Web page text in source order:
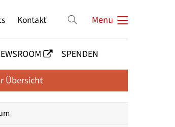
Menu
SPENDEN
Kontakt
Übersicht